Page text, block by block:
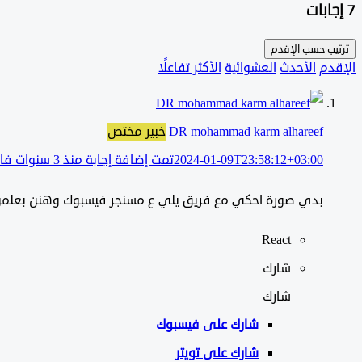
‫7 إجابات
ترتيب حسبالإقدم
الإقدم الأحدث العشوائية الأكثر تفاعلًا
DR mohammad karm alhareefخبير مختص
2024-01-09T23:58:12+03:00تمت إضافة إجابة منذ 3 سنوات فائتة
بدي صورة احكي مع فريق يلي ع مسنجر فيسبوك وهنن
React
شارك
شارك
شارك على فيسبوك
شارك على تويتر